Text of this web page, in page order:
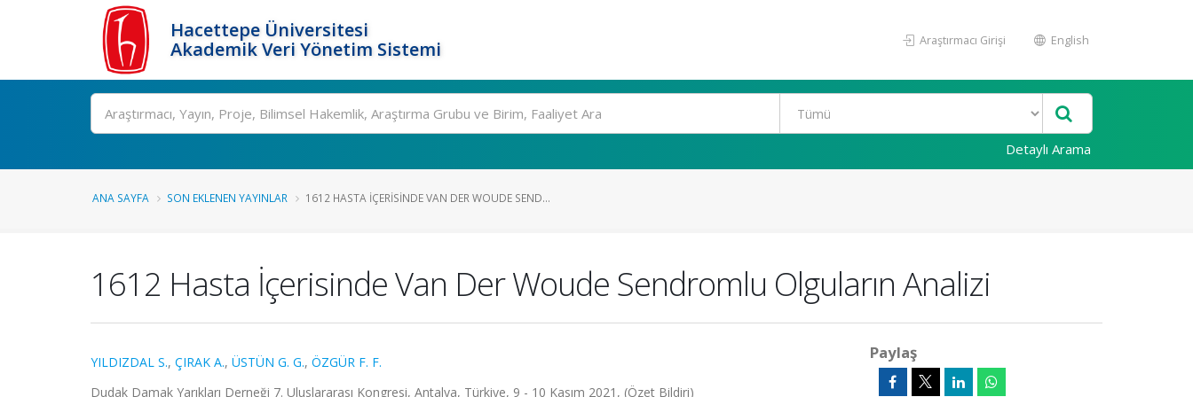
Hacettepe Üniversitesi
Akademik Veri Yönetim Sistemi
Araştırmacı Girişi English
Ara
Detaylı Arama
ANA SAYFA SON EKLENEN YAYINLAR 1612 HASTA İÇERISINDE VAN DER WOUDE SEND...
1612 Hasta İçerisinde Van Der Woude Sendromlu Olguların Analizi
YILDIZDAL S., ÇIRAK A., ÜSTÜN G. G., ÖZGÜR F. F.
Dudak Damak Yarıkları Derneği 7. Uluslararası Kongresi, Antalya, Türkiye, 9 - 10 Kasım 2021, (Özet Bildiri)
Paylaş